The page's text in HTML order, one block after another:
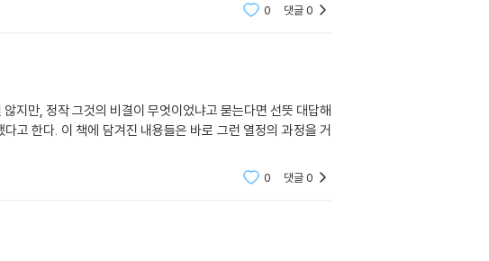
0 댓글0
지만, 정작 그것의 비결이 무엇이었냐고 묻는다면 선뜻 대답해
고 한다. 이 책에 담겨진 내용들은 바로 그런 열정의 과정을 거
0 댓글0